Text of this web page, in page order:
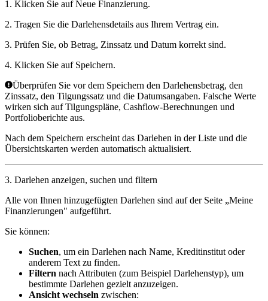
1. Klicken Sie aufNeue Finanzierung.
2. Tragen Sie die Darlehensdetails aus Ihrem Vertrag ein.
3. Prüfen Sie, ob Betrag, Zinssatz und Datum korrekt sind.
4. Klicken Sie auf Speichern.
Überprüfen Sie vor dem Speichern den Darlehensbetrag, den
Zinssatz, den Tilgungssatz und die Datumsangaben. Falsche Werte
wirken sich auf Tilgungspläne, Cashflow-Berechnungen und
Portfolioberichte aus.
Nach dem Speichern erscheint das Darlehen in der Liste und die
Übersichtskarten werden automatisch aktualisiert.
3. Darlehen anzeigen, suchen und filtern
Alle von Ihnen hinzugefügten Darlehen sind auf der Seite „Meine
Finanzierungen" aufgeführt.
Sie können:
Suchen, um ein Darlehen nach Name, Kreditinstitut oder
anderem Text zu finden.
Filtern nach Attributen (zum Beispiel Darlehenstyp), um
bestimmte Darlehen gezielt anzuzeigen.
Ansicht wechseln zwischen: